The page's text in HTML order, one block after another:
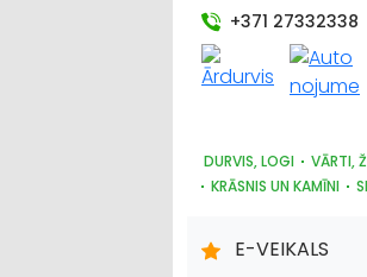
+371 27332338
DURVIS, LOGI VĀRTI,
KRĀSNIS UN KAMĪNI
E-VEIKALS